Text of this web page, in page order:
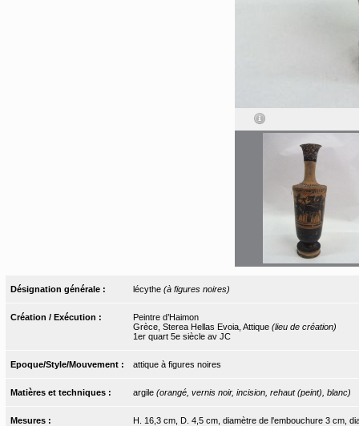
Désignation générale : lécythe (à figures noires)
Création / Exécution :
Peintre d’Haimon
Grèce, Sterea Hellas Evoia, Attique (lieu de création)
1er quart 5e siècle av JC
Epoque/Style/Mouvement : attique à figures noires
Matières et techniques : argile (orangé, vernis noir, incision, rehaut (peint), blanc)
Mesures : H. 16,3 cm, D. 4,5 cm, diamètre de l'embouchure 3 cm,